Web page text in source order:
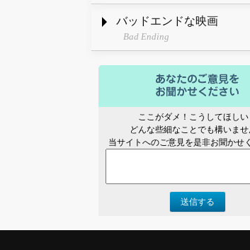
バッドエンドな映画
Bad Ending
ここがダメ！こうしてほしい
どんな些細なことでも構いませ
当サイトへのご意見を是非お聞かせ
送信する